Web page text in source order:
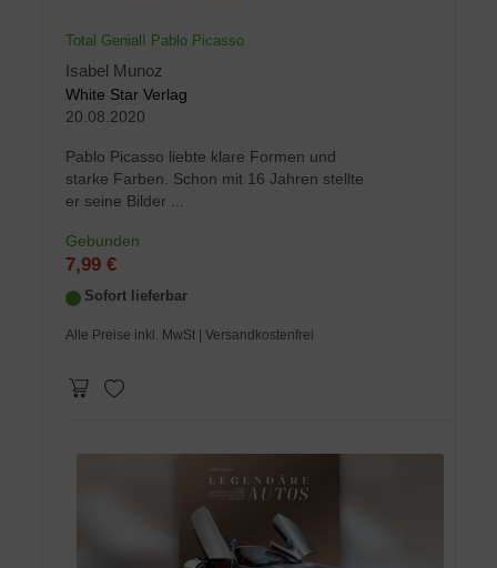
Total Genial! Pablo Picasso
Isabel Munoz
White Star Verlag
20.08.2020
Pablo Picasso liebte klare Formen und
starke Farben. Schon mit 16 Jahren stellte
er seine Bilder ...
Gebunden
7,99 €
Sofort lieferbar
Alle Preise inkl. MwSt | Versandkostenfrei